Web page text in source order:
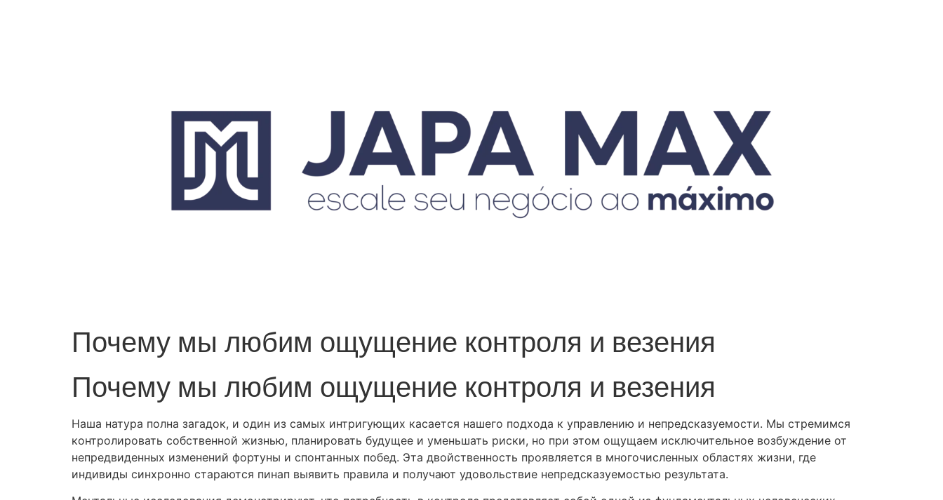
Почему мы любим ощущение контроля и везения
Почему мы любим ощущение контроля и везения
Наша натура полна загадок, и один из самых интригующих касается нашего подхода к управлению и непредсказуемости. Мы стремимся
контролировать собственной жизнью, планировать будущее и уменьшать риски, но при этом ощущаем исключительное возбуждение от
непредвиденных изменений фортуны и спонтанных побед. Эта двойственность проявляется в многочисленных областях жизни, где
индивиды синхронно стараются пинап выявить правила и получают удовольствие непредсказуемостью результата.